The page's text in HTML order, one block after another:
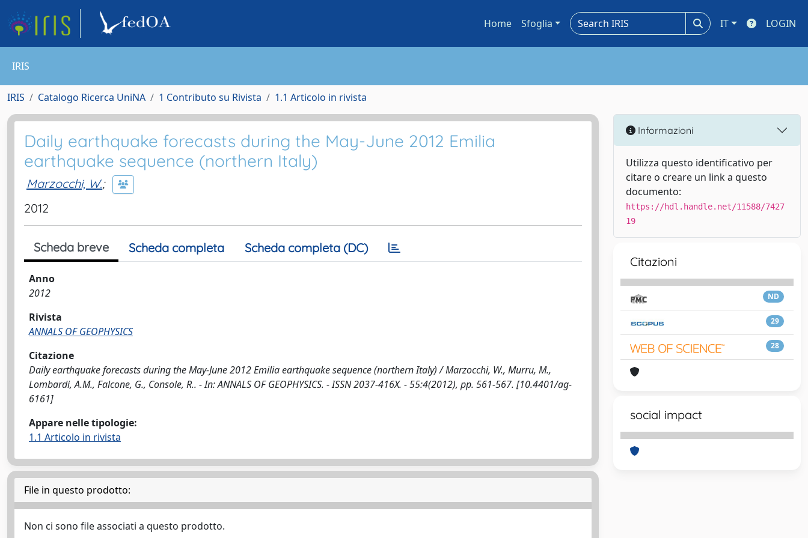
Home Sfoglia IT LOGIN
IRIS
IRIS Catalogo Ricerca UniNA 1 Contributo su Rivista 1.1 Articolo in rivista
Daily earthquake forecasts during the May-June 2012 Emilia
earthquake sequence (northern Italy)
Marzocchi, W.;
2012
Scheda breve Scheda completa Scheda completa (DC)
Anno
2012
Rivista
ANNALS OF GEOPHYSICS
Citazione
Daily earthquake forecasts during the May-June 2012 Emilia earthquake sequence (northern Italy) / Marzocchi, W., Murru, M.,
Lombardi, A.M., Falcone, G., Console, R.. - In: ANNALS OF GEOPHYSICS. - ISSN 2037-416X. - 55:4(2012), pp. 561-567. [10.4401/ag-
6161]
Appare nelle tipologie:
1.1 Articolo in rivista
File in questo prodotto:
Non ci sono file associati a questo prodotto.
Informazioni
Utilizza questo identificativo per
citare o creare un link a questo
documento:
https://hdl.handle.net/11588/7427
19
Citazioni
ND
29
28
social impact